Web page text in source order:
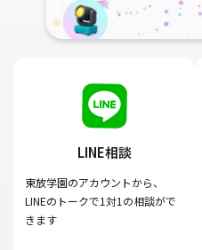
LINE相談
東放学園のアカウントから、
LINEのトークで1対1の相談がで
きます